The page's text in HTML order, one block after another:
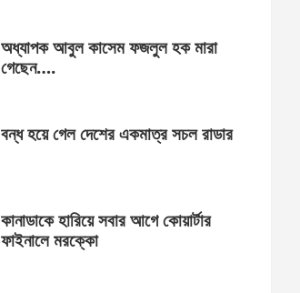
অধ্যাপক আবুল কাসেম ফজলুল হক মারা
গেছেন….
বন্ধ হয়ে গেল দেশের একমাত্র সচল রাডার
কানাডাকে হারিয়ে সবার আগে কোয়ার্টার
ফাইনালে মরক্কো